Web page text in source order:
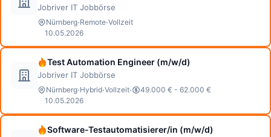
Jobriver IT Jobbörse
Nürnberg·Remote·Vollzeit
10.05.2026
Test Automation Engineer (m/w/d)
Jobriver IT Jobbörse
Nürnberg·Hybrid·Vollzeit·
49.000 € - 62.000 €
10.05.2026
Software-Testautomatisierer/in (m/w/d)